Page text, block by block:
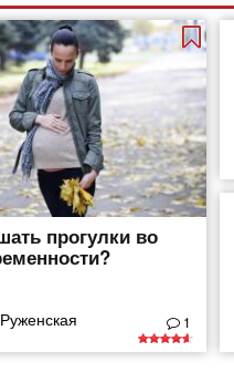
прогулки во
1